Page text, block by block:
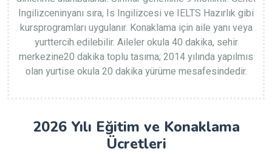
Ingilizceninyanı sıra, Is Ingilizcesi ve IELTS Hazırlık gibi
kursprogramları uygulanır. Konaklama için aile yanı veya
yurttercih edilebilir. Aileler okula 40 dakika, sehir
merkezine20 dakika toplu tasıma; 2014 yılında yapılmıs
olan yurtise okula 20 dakika yürüme mesafesindedir.
2026 Yılı Eğitim ve Konaklama
Ücretleri